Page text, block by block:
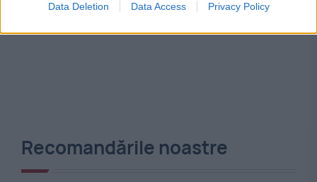
Data Deletion Data Access Privacy Policy
Recomandările noastre